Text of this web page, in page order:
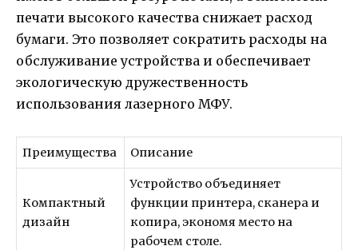
печати высокого качества снижает расход
бумаги. Это позволяет сократить расходы на
обслуживание устройства и обеспечивает
экологическую дружественность
использования лазерного МФУ.
Преимущества Описание
Компактный
дизайн
Устройство объединяет
функции принтера, сканера и
копира, экономя место на
рабочем столе.